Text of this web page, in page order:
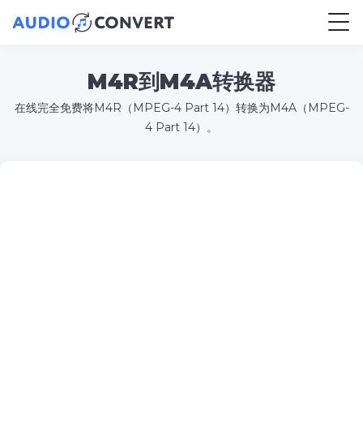
M4R到M4A转换器
在线完全免费将M4R（MPEG-4 Part 14）转换为M4A（MPEG-
4 Part 14）。